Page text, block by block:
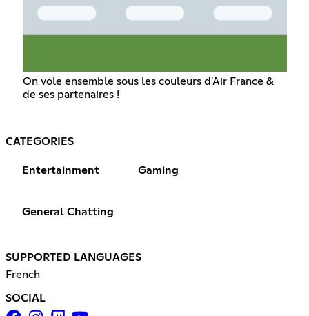
On vole ensemble sous les couleurs d'Air France &
de ses partenaires !
CATEGORIES
Entertainment Gaming
General Chatting
SUPPORTED LANGUAGES
French
SOCIAL